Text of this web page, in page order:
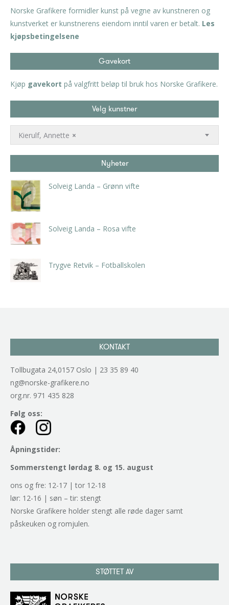
Norske Grafikere formidler kunst på vegne av kunstneren og
kunstverket er kunstnerens eiendom inntil varen er betalt. Les
kjøpsbetingelsene
Gavekort
Kjøp gavekort på valgfritt beløp til bruk hos Norske Grafikere.
Velg kunstner
×
Kierulf, Annette
Nyheter
Solveig Landa – Grønn vifte
Solveig Landa – Rosa vifte
Trygve Retvik – Fotballskolen
KONTAKT
Tollbugata 24,0157 Oslo | 23 35 89 40
ng@norske-grafikere.no
org.nr. 971 435 828
Følg oss:
Åpningstider:
Sommerstengt lørdag 8. og 15. august
ons og fre: 12-17 | tor 12-18
lør: 12-16 | søn – tir: stengt
Norske Grafikere holder stengt alle røde dager samt
påskeuken og romjulen.
STØTTET AV